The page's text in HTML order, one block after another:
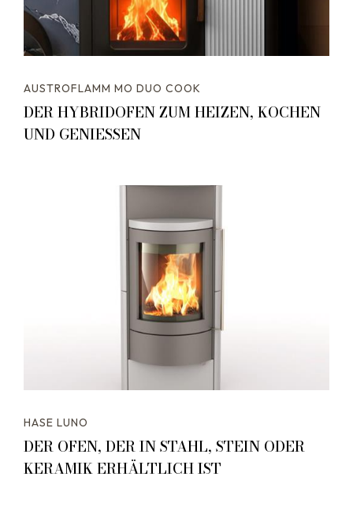
AUSTROFLAMM MO DUO COOK
DER HYBRIDOFEN ZUM HEIZEN, KOCHEN
UND GENIESSEN
HASE LUNO
DER OFEN, DER IN STAHL, STEIN ODER
KERAMIK ERHÄLTLICH IST